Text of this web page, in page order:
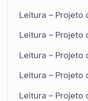
Leitura –
Leitura – Projeto
Leitura – Projeto
Leitura –
Leitura – Projeto